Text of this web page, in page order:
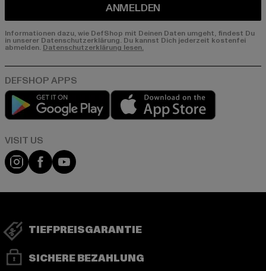
ANMELDEN
Informationen dazu, wie DefShop mit Deinen Daten umgeht, findest Du
in unserer Datenschutzerklärung. Du kannst Dich jederzeit kostenfei
abmelden. Datenschutzerklärung lesen.
Play market
Visit our Instagram page:
Visit our Facebook page:
Visit our YouTube channel:
TIEFPREISGARANTIE
SICHERE BEZAHLUNG